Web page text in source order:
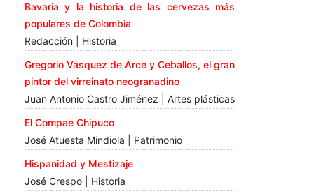
Bavaria y la historia de las cervezas más
populares de Colombia
Redacción | Historia
Gregorio Vásquez de Arce y Ceballos, el gran
pintor del virreinato neogranadino
Juan Antonio Castro Jiménez | Artes plásticas
El Compae Chipuco
José Atuesta Mindiola | Patrimonio
Hispanidad y Mestizaje
José Crespo | Historia